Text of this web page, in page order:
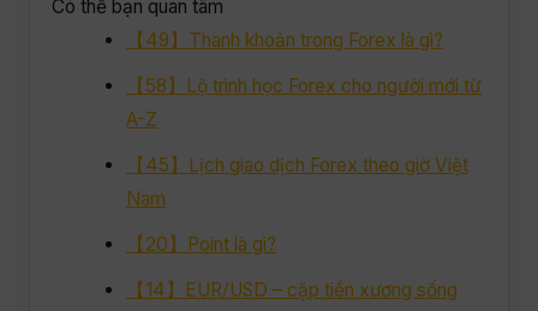
Có thể bạn quan tâm
【49】Thanh khoản trong Forex là gì?
【58】Lộ trình học Forex cho người mới từ
A-Z
【45】Lịch giao dịch Forex theo giờ Việt
Nam
【20】Point là gì?
【14】EUR/USD – cặp tiền xương sống